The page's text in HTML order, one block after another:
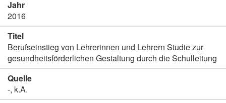
Jahr
2016
Titel
Berufseinstieg von Lehrerinnen und Lehrern Studie zur
gesundheitsförderlichen Gestaltung durch die Schulleitung
Quelle
-, k.A.